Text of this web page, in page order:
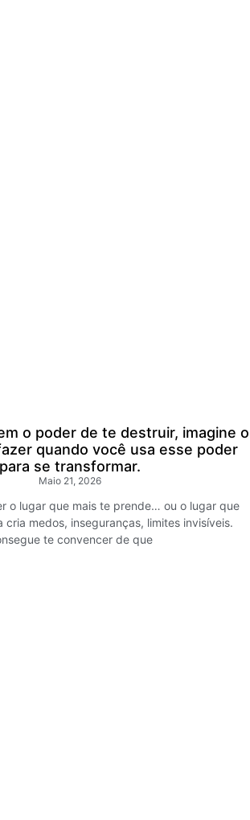
o poder de te destruir, imagine o
quando você usa esse poder
para se transformar.
Maio 21, 2026
o lugar que mais te prende… ou o lugar que
cria medos, inseguranças, limites invisíveis.
te convencer de que